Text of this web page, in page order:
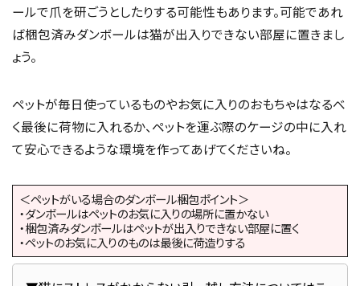
ールで爪を研ごうとしたりする可能性もあります。可能であれ
ば梱包済みダンボールは猫が出入りできない部屋に置きまし
ょう。
ペットが毎日使っているものやお気に入りのおもちゃはなるべ
く最後に荷物に入れるか、ペットを運ぶ際のケージの中に入れ
て安心できるような環境を作ってあげてくださいね。
＜ペットがいる場合のダンボール梱包ポイント＞
・ダンボールはペットのお気に入りの場所に置かない
・梱包済みダンボールはペットが出入りできない部屋に置く
・ペットのお気に入りのものは最後に荷造りする